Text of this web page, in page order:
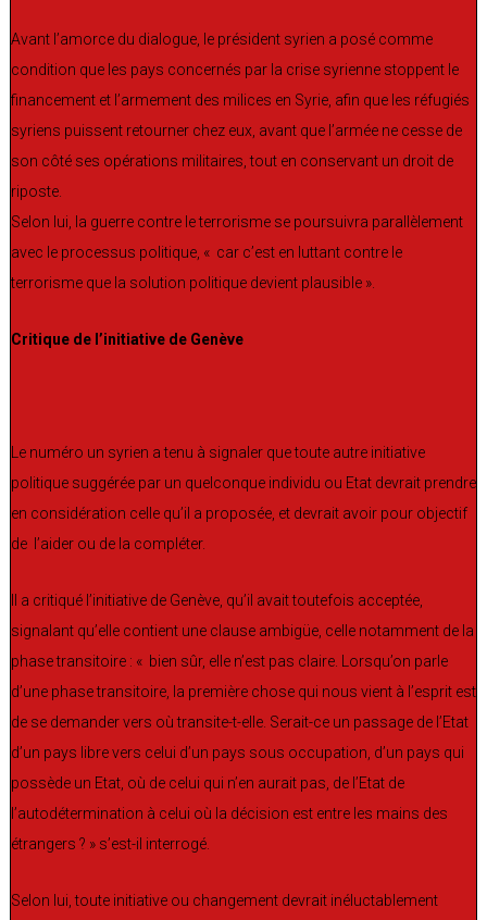
Avant l’amorce du dialogue, le président syrien a posé comme
condition que les pays concernés par la crise syrienne stoppent le
financement et l’armement des milices en Syrie, afin que les réfugiés
syriens puissent retourner chez eux, avant que l’armée ne cesse de
son côté ses opérations militaires, tout en conservant un droit de
riposte.
Selon lui, la guerre contre le terrorisme se poursuivra parallèlement
avec le processus politique, « car c’est en luttant contre le
terrorisme que la solution politique devient plausible ».
Critique de l’initiative de Genève
Le numéro un syrien a tenu à signaler que toute autre initiative
politique suggérée par un quelconque individu ou Etat devrait prendre
en considération celle qu’il a proposée, et devrait avoir pour objectif
de l’aider ou de la compléter.
Il a critiqué l’initiative de Genève, qu’il avait toutefois acceptée,
signalant qu’elle contient une clause ambigüe, celle notamment de la
phase transitoire : « bien sûr, elle n’est pas claire. Lorsqu’on parle
d’une phase transitoire, la première chose qui nous vient à l’esprit est
de se demander vers où transite-t-elle. Serait-ce un passage de l’Etat
d’un pays libre vers celui d’un pays sous occupation, d’un pays qui
possède un Etat, où de celui qui n’en aurait pas, de l’Etat de
l’autodétermination à celui où la décision est entre les mains des
étrangers ? » s’est-il interrogé.
Selon lui, toute initiative ou changement devrait inéluctablement